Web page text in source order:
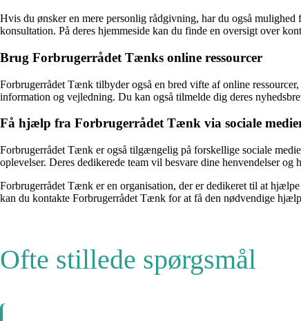
Hvis du ønsker en mere personlig rådgivning, har du også
konsultation. På deres hjemmeside kan du finde en oversigt over
Brug Forbrugerrådet Tænks online ressourcer
Forbrugerrådet Tænk tilbyder også en bred vifte af online
information og vejledning. Du kan også tilmelde dig deres
Få hjælp fra Forbrugerrådet Tænk via sociale
Forbrugerrådet Tænk er også tilgængelig på forskellige sociale
oplevelser. Deres dedikerede team vil besvare dine henvendelser
Forbrugerrådet Tænk er en organisation, der er dedikeret til at
kan du kontakte Forbrugerrådet Tænk for at få den nødvendige
Ofte stillede spørgsmål